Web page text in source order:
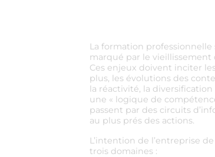
La formation
marqué par le vieillissement
Ces enjeux doivent inciter
plus, les évolutions des
la réactivité, la
une « logique de
passent par des circuits
au plus prés des actions.
L’intention de l’entreprise
trois domaines :